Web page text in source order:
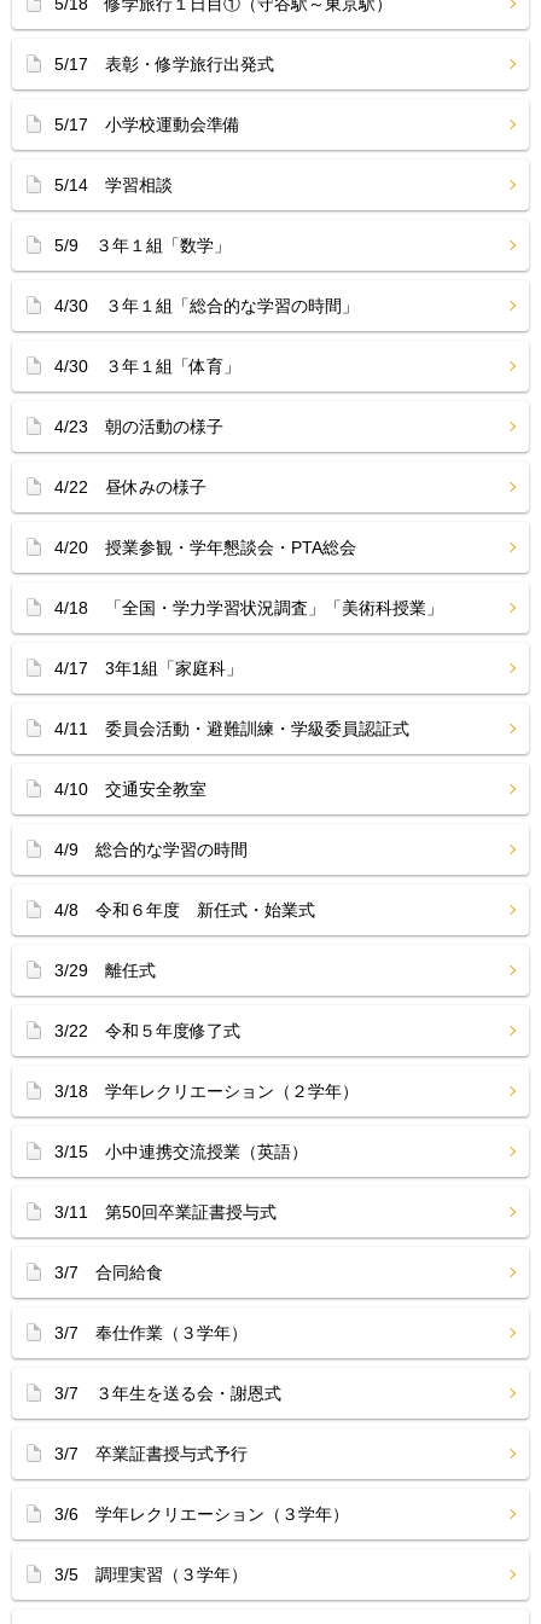
5/18 修学旅行１日目①（守谷駅～東京駅）
5/17 表彰・修学旅行出発式
5/17 小学校運動会準備
5/14 学習相談
5/9 ３年１組「数学」
4/30 ３年１組「総合的な学習の時間」
4/30 ３年１組「体育」
4/23 朝の活動の様子
4/22 昼休みの様子
4/20 授業参観・学年懇談会・PTA総会
4/18 「全国・学力学習状況調査」「美術科授業」
4/17 3年1組「家庭科」
4/11 委員会活動・避難訓練・学級委員認証式
4/10 交通安全教室
4/9 総合的な学習の時間
4/8 令和６年度 新任式・始業式
3/29 離任式
3/22 令和５年度修了式
3/18 学年レクリエーション（２学年）
3/15 小中連携交流授業（英語）
3/11 第50回卒業証書授与式
3/7 合同給食
3/7 奉仕作業（３学年）
3/7 ３年生を送る会・謝恩式
3/7 卒業証書授与式予行
3/6 学年レクリエーション（３学年）
3/5 調理実習（３学年）